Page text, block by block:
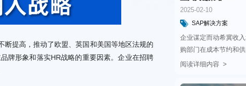
2025-02-10
SAP解决方案
AI辅助决策
供应链可视化
阅读详细内容